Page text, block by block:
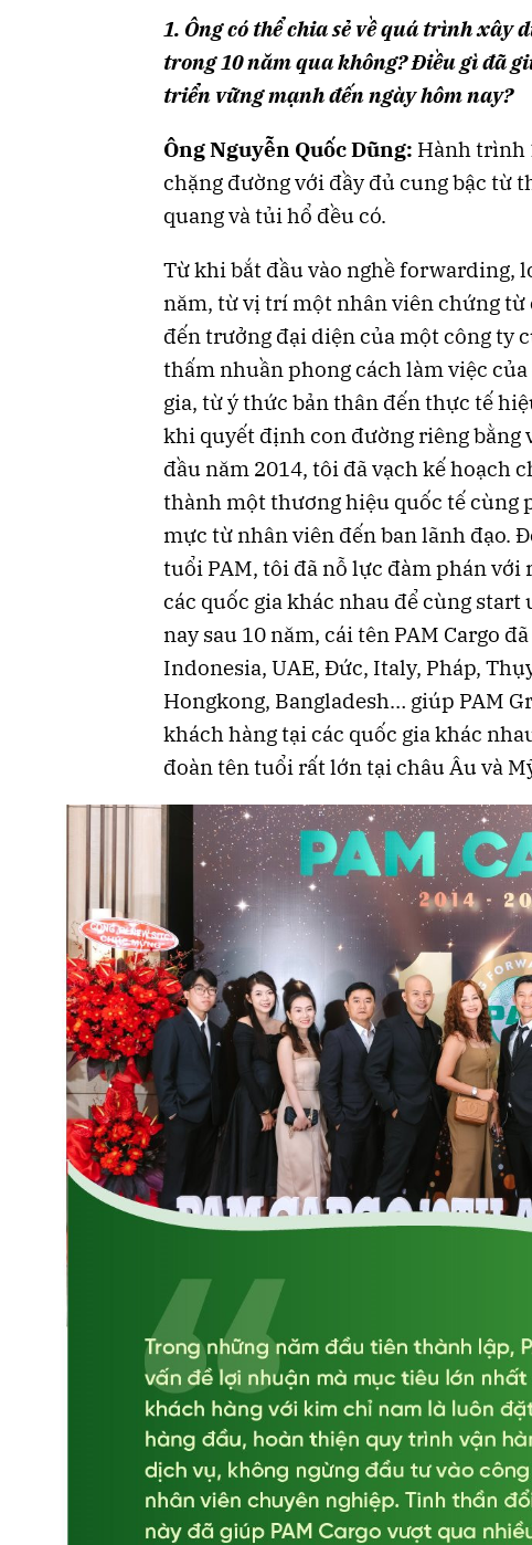
1. Ông có thể chia sẻ về quá trình xây
trong 10 năm qua không? Điều gì đã
triển vững mạnh đến ngày hôm nay?
Ông Nguyễn Quốc Dũng: Hành trình
chặng đường với đầy đủ cung bậc từ
quang và tủi hổ đều có.
Từ khi bắt đầu vào nghề forwarding,
năm, từ vị trí một nhân viên chứng từ
đến trưởng đại diện của một công ty
thấm nhuần phong cách làm việc
gia, từ ý thức bản thân đến thực tế
khi quyết định con đường riêng bằng
đầu năm 2014, tôi đã vạch kế hoạch
thành một thương hiệu quốc tế cùng
mực từ nhân viên đến ban lãnh đạo.
tuổi PAM, tôi đã nỗ lực đàm phán với
các quốc gia khác nhau để cùng start
nay sau 10 năm, cái tên PAM Cargo
Indonesia, UAE, Đức, Italy, Pháp,
Hongkong, Bangladesh… giúp PAM
khách hàng tại các quốc gia khác
đoàn tên tuổi rất lớn tại châu Âu và